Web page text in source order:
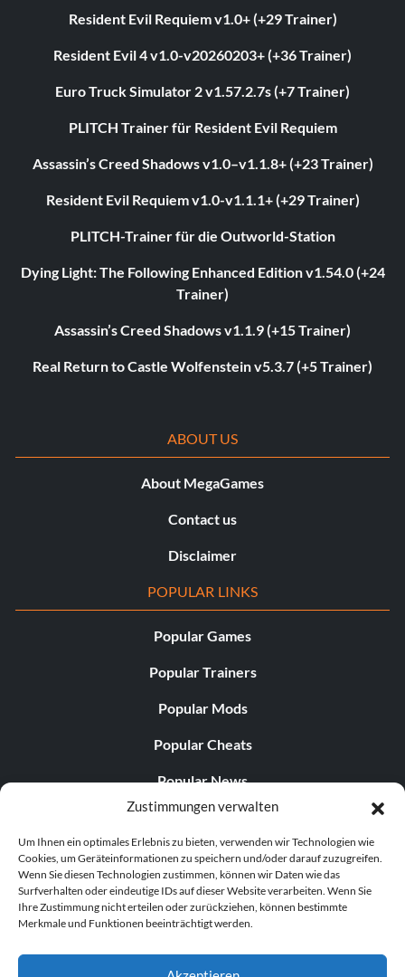
Zustimmungen verwalten
Um Ihnen ein optimales Erlebnis zu bieten, verwenden wir Technologien wie
Cookies, um Geräteinformationen zu speichern und/oder darauf zuzugreifen.
Wenn Sie diesen Technologien zustimmen, können wir Daten wie das
Surfverhalten oder eindeutige IDs auf dieser Website verarbeiten. Wenn Sie
Ihre Zustimmung nicht erteilen oder zurückziehen, können bestimmte
Merkmale und Funktionen beeinträchtigt werden.
Resident Evil Requiem v1.0+ (+29 Trainer)
Resident Evil 4 v1.0-v20260203+ (+36 Trainer)
Euro Truck Simulator 2 v1.57.2.7s (+7 Trainer)
PLITCH Trainer für Resident Evil Requiem
Assassin’s Creed Shadows v1.0–v1.1.8+ (+23 Trainer)
Resident Evil Requiem v1.0-v1.1.1+ (+29 Trainer)
PLITCH-Trainer für die Outworld-Station
Dying Light: The Following Enhanced Edition v1.54.0 (+24
Trainer)
Assassin’s Creed Shadows v1.1.9 (+15 Trainer)
Real Return to Castle Wolfenstein v5.3.7 (+5 Trainer)
ABOUT US
About MegaGames
Contact us
Disclaimer
POPULAR LINKS
Popular Games
Popular Trainers
Popular Mods
Popular Cheats
Popular News
Popular Editorials
Popular Free Games
LATEST UPDATES